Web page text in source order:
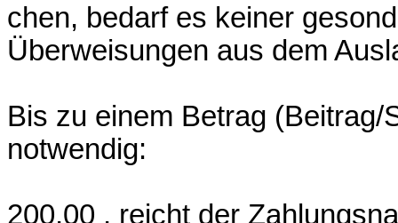
chen, bedarf es keiner
Überweisungen aus dem
Bis zu einem Betrag
notwendig:
200,00 , reicht der